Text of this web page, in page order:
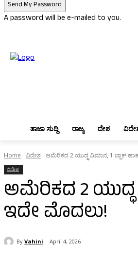
A password will be e-mailed to you.
ತಾಜಾ ಸುದ್ದಿ ರಾಜ್ಯ ದೇಶ
Home ವಿದೇಶ ಅಮೆರಿಕದ 2 ಯುದ್ಧ ವಿಮಾನ, 1 ಬ್ಲಾಕ್‌
ವಿದೇಶ
ಅಮೆರಿಕದ 2 ಯುದ್ಧ
ಇದೇ ಮೊದಲು!
By Vahini April 4, 2026